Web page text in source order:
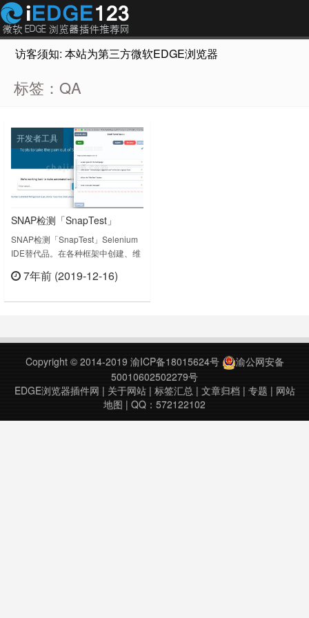
访客须知: 本站为第三方微软EDGE浏览器插件推荐网站，
标签：QA
开发者工具
SNAP检测「SnapTest」
Selenium IDE替代品
SNAP检测「SnapTest」Selenium
IDE替代品。在各种框架中创建、维
SnapTest v2.4.8上次更新日期：
7年前 (2019-12-16)
Copyright © 2014-2019 渝ICP备18015624号
渝公网安备
50010602502279号
EDGE浏览器插件网 | 关于网站| 标签汇总| 文章归档 | 专题 | 网站
地图 | QQ：572122102